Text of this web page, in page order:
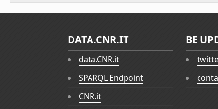
DATA.CNR.IT
data.CNR.it
SPARQL Endpoint
CNR.it
BE